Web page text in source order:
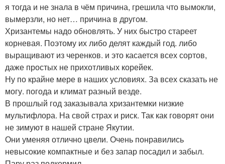
я тогда и не знала в чём причина, грешила что вымокли,
вымерзли, но нет… причина в другом.
Хризантемы надо обновлять. У них быстро стареет
корневая. Поэтому их либо делят каждый год. либо
выращивают из черенков. и это касается всех сортов,
даже простых не прихотливых корейек.
Ну по крайне мере в наших условиях. За всех сказать не
могу. погода и климат разный везде.
В прошлый год заказывала хризантемки низкие
мультифлора. На свой страх и риск. Так как говорят они
не зимуют в нашей стране Якутии.
Они уменяя отлично цвели. Очень понравились
невысокие компактные и без запар посадил и забыл.